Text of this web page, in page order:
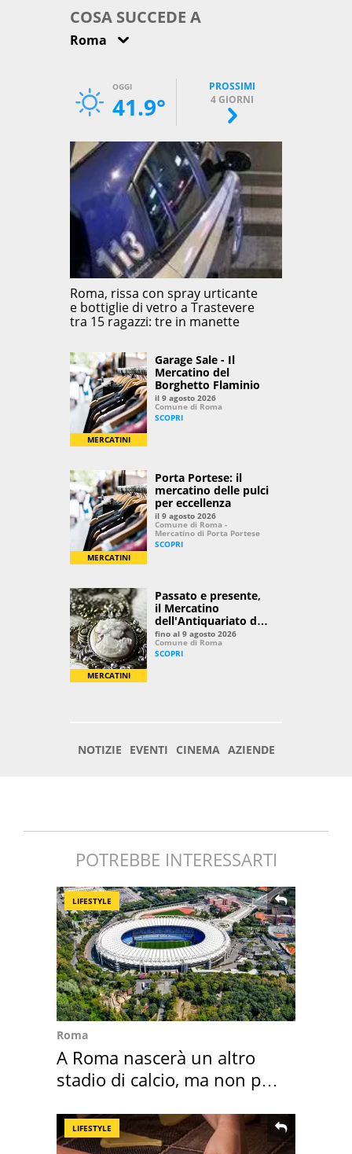
POTREBBE INTERESSARTI
LIFESTYLE
Roma
A Roma nascerà un altro
stadio di calcio, ma non per
LIFESTYLE